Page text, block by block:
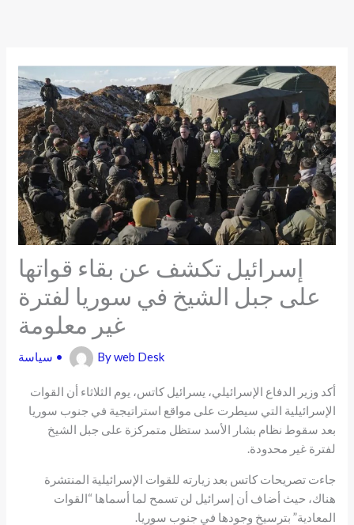
إسرائيل تكشف عن بقاء قواتها
على جبل الشيخ في سوريا لفترة
غير معلومة
سياسة • Byweb Desk
أكد وزير الدفاع الإسرائيلي، يسرائيل كاتس، يوم الثلاثاء أن القوات
الإسرائيلية التي سيطرت على مواقع استراتيجية في جنوب سوريا
بعد سقوط نظام بشار الأسد ستظل متمركزة على جبل الشيخ
لفترة غير محدودة.
جاءت تصريحات كاتس بعد زيارته للقوات الإسرائيلية المنتشرة
هناك، حيث أضاف أن إسرائيل لن تسمح لما أسماها “القوات
المعادية” بترسيخ وجودها في جنوب سوريا.